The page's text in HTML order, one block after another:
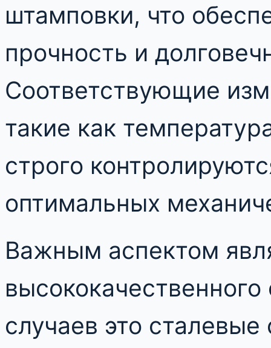
штамповки, что
прочность и
Соответствующие
такие как
строго
оптимальных
Важным аспектом
случаев это